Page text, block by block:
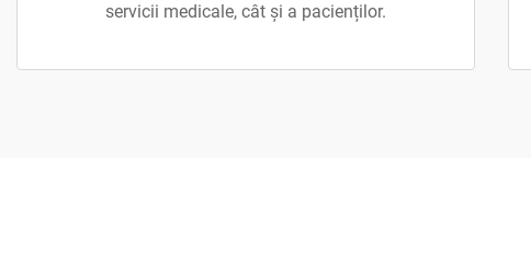
servicii medicale, cât și a pacienților.